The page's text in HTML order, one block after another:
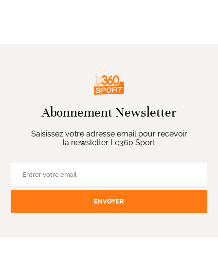
Abonnement Newsletter
Saisissez votre adresse email pour recevoir
la newsletter Le360 Sport
ENVOYER